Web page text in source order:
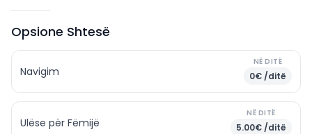
Opsione Shtesë
Navigim
NË DITË
0€ /ditë
Ulëse për Fëmijë
NË DITË
5.00€ /ditë